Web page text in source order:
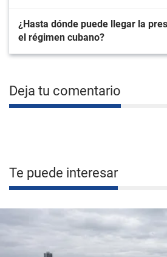
¿Hasta dónde puede llegar la
el régimen cubano?
Deja tu comentario
Te puede interesar